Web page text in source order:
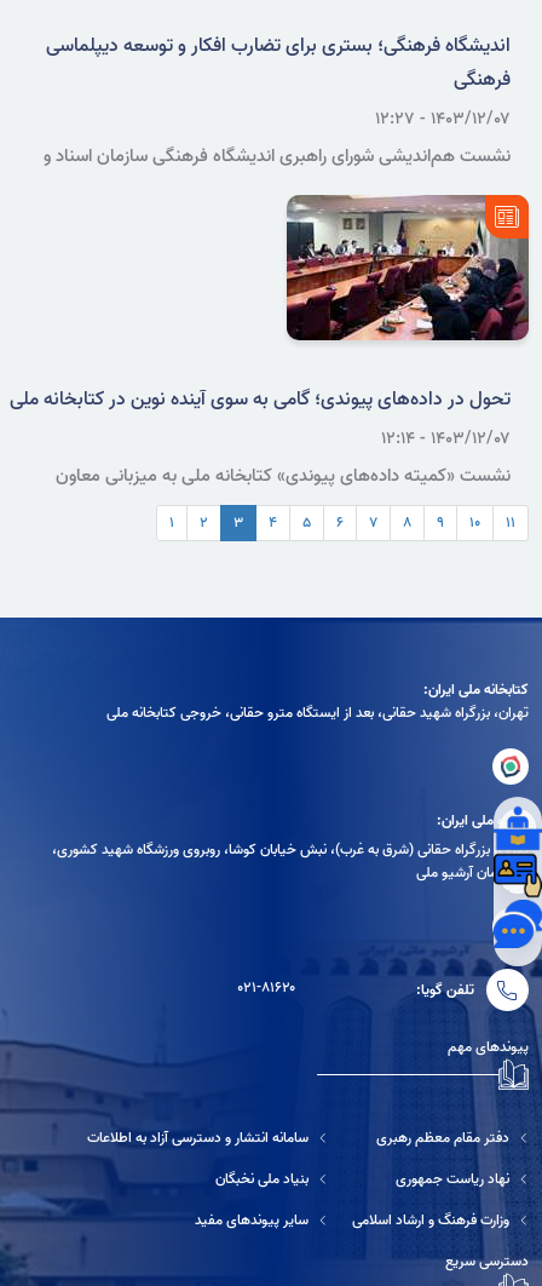
اندیشگاه فرهنگی؛ بستری برای تضارب افکار و توسعه دیپلماسی
فرهنگی
۱۴۰۳/۱۲/۰۷ - ۱۲:۲۷
نشست هم‌اندیشی شورای راهبری اندیشگاه فرهنگی سازمان اسناد و
شورا برگزار شد. در این نشست، وضعیت کنونی اندیشگاه، جایگاه
کارگروه‌های علمی و برنامه‌ریزی برای انتخاب کتاب‌های ماندگار قرن به
گذاشته شد.
تحول در داده‌های پیوندی؛ گامی به سوی آینده نوین در کتابخانه ملی
۱۴۰۳/۱۲/۰۷ - ۱۲:۱۴
نشست «کمیته داده‌های پیوندی» کتابخانه ملی به میزبانی معاون
کتابخانه ملی و با هدف بررسی تحول در استانداردهای سازماندهی و ارتقاء
داده‌های پیوندی و بهبود کیفیت خدمات اطلاعاتی برگزار شد.
۱ ۲ ۳ ۴ ۵ ۶ ۷ ۸ ۹ ۱۰ ۱۱
کتابخانه ملی ایران:
تهران، بزرگراه شهيد حقانی، بعد از ايستگاه مترو حقانی، خروجی كتابخانه ملی
آرشیو ملی ایران:
تهران، بزرگراه حقانی (شرق به غرب)، نبش خیابان کوشا، روبروی ورزشگاه شهید کشوری،
ساختمان آرشیو ملی
تلفن گویا: ۰۲۱-۸۱۶۲۰
پیوندهای مهم
دفتر مقام معظم رهبری
نهاد ریاست جمهوری
وزارت فرهنگ و ارشاد اسلامی
سامانه انتشار و دسترسی آزاد به اطلاعات
بنیاد ملی نخبگان
سایر پیوندهای مفید
دسترسی سریع